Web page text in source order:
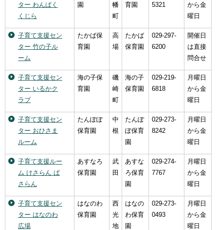
ター わんぱく
くじら
園
幡
町
育園
5321
から金
曜日
子育て支援セン
ター 竹の子ル
ーム
たかば保
育園
高
場
たかば
保育園
029-297-
6200
開催日
は直接
問合せ
子育て支援セン
ター いるかク
ラブ
海の子保
育園
磯
崎
町
海の子
保育園
029-219-
6818
月曜日
から金
曜日
子育て支援セン
ター おひさま
ルーム
たんぽぽ
保育園
中
根
たんぽ
ぽ保育
園
029-273-
8242
月曜日
から金
曜日
子育て支援ルー
ム けさらん ぱ
さらん
あすなろ
保育園
武
田
あすな
ろ保育
園
029-274-
7767
月曜日
から金
曜日
子育て支援セン
ター はなのわ
広場
はなのわ
保育園
西
光
地
はなの
わ保育
園
029-273-
0493
月曜日
から金
曜日